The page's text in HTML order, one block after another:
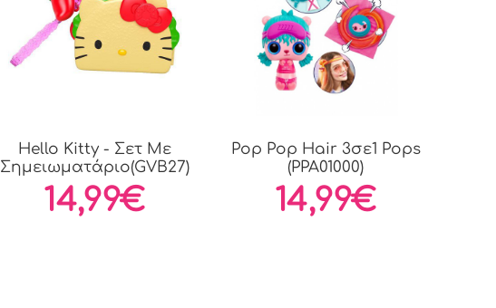
Hello Kitty - Σετ Με
Σημειωματάριο(GVB27)
14,99€
Pop Pop Hair 3σε1 Pops
(PPA01000)
14,99€